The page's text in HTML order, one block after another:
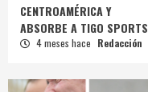
CENTROAMÉRICA Y
ABSORBE A TIGO SPORTS
4 meses hace Redacción